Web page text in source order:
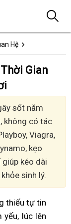
Hệ
Gian
sốt năm
không có tác
Viagra,
kẹo
giúp kéo dài
sinh lý.
thiếu tự tin
yếu, lúc lên